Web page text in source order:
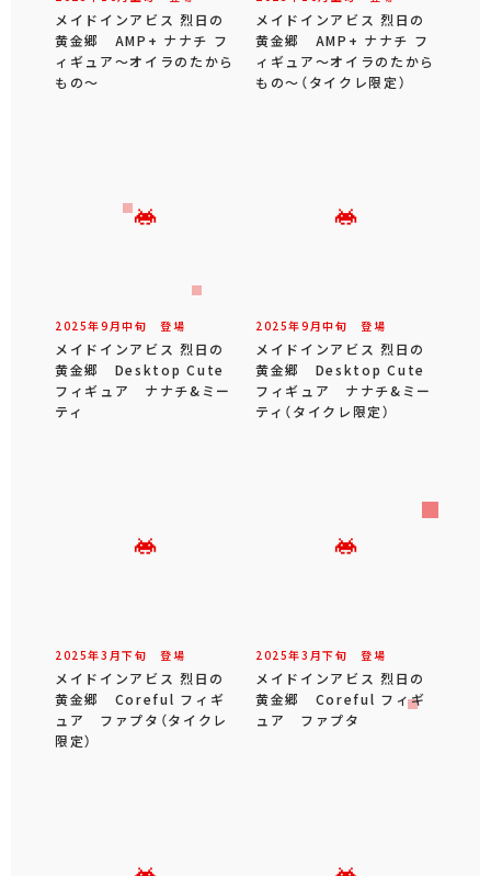
メイドインアビス 烈日の
黄金郷 AMP+ ナナチ フ
ィギュア～オイラのたから
もの～
メイドインアビス 烈日の
黄金郷 AMP+ ナナチ フ
ィギュア～オイラのたから
もの～（タイクレ限定）
2025年9 月中旬 登場
メイドインアビス 烈日の
黄金郷 Desktop Cute
フィギュア ナナチ&ミー
ティ
2025年9 月中旬 登場
メイドインアビス 烈日の
黄金郷 Desktop Cute
フィギュア ナナチ&ミー
ティ（タイクレ限定）
2025年3 月下旬 登場
メイドインアビス 烈日の
黄金郷 Coreful フィギ
ュア ファプタ（タイクレ
限定）
2025年3 月下旬 登場
メイドインアビス 烈日の
黄金郷 Coreful フィギ
ュア ファプタ